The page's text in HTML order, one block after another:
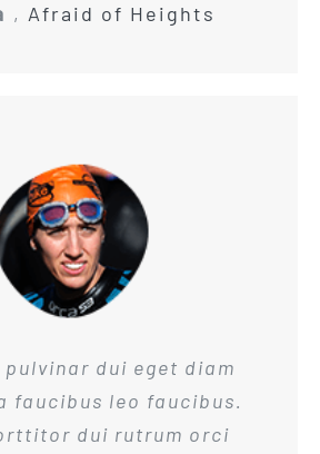
, Afraid of Heights
pulvinar dui eget diam
faucibus leo faucibus.
dui rutrum orci